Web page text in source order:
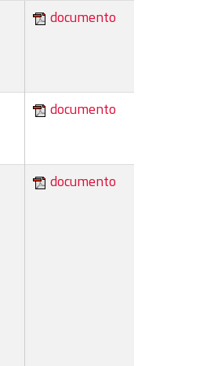
documento
documento
documento